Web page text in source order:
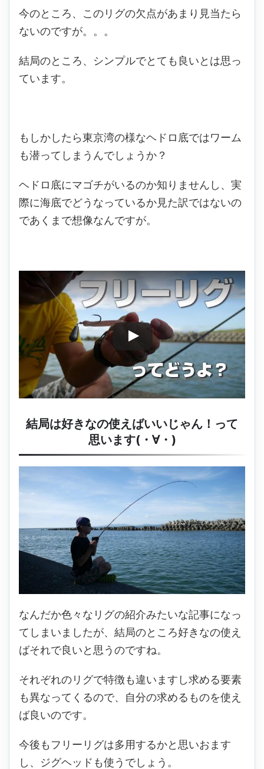
今のところ、このリグの欠点があまり見当たら
ないのですが。。。
結局のところ、シンプルでとても良いとは思っ
ています。
もしかしたら東京湾の様なヘドロ底ではワーム
も潜ってしまうんでしょうか？
ヘドロ底にマゴチがいるのか知りませんし、実
際に海底でどうなっているか見た訳ではないの
であくまで想像なんですが。
結局は好きなの使えばいいじゃん！って
思います(・∀・)
なんだか色々なリグの紹介みたいな記事になっ
てしまいましたが、結局のところ好きなの使え
ばそれで良いと思うのですね。
それぞれのリグで特徴も違いますし求める要素
も異なってくるので、自分の求めるものを使え
ば良いのです。
今後もフリーリグは多用するかと思いおます
し、ジグヘッドも使うでしょう。